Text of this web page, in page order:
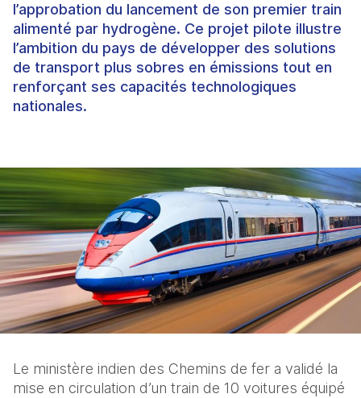
l’approbation du lancement de son premier train
alimenté par hydrogène. Ce projet pilote illustre
l’ambition du pays de développer des solutions
de transport plus sobres en émissions tout en
renforçant ses capacités technologiques
nationales.
Le ministère indien des Chemins de fer a validé la
mise en circulation d’un train de 10 voitures équipé